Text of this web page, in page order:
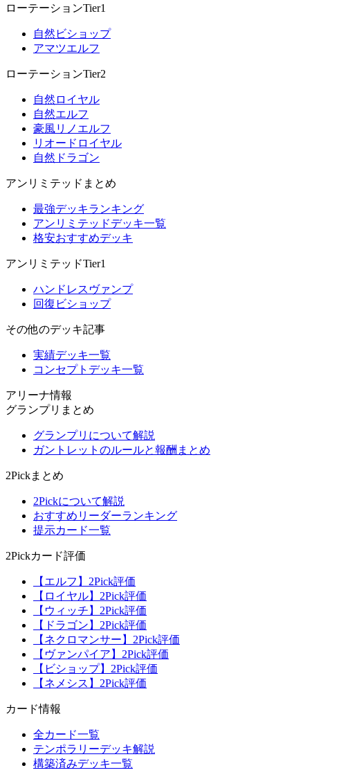
ローテーションTier1
自然ビショップ
アマツエルフ
ローテーションTier2
自然ロイヤル
自然エルフ
豪風リノエルフ
リオードロイヤル
自然ドラゴン
アンリミテッドまとめ
最強デッキランキング
アンリミテッドデッキ一覧
格安おすすめデッキ
アンリミテッドTier1
ハンドレスヴァンプ
回復ビショップ
その他のデッキ記事
実績デッキ一覧
コンセプトデッキ一覧
アリーナ情報
グランプリまとめ
グランプリについて解説
ガントレットのルールと報酬まとめ
2Pickまとめ
2Pickについて解説
おすすめリーダーランキング
提示カード一覧
2Pickカード評価
【エルフ】2Pick評価
【ロイヤル】2Pick評価
【ウィッチ】2Pick評価
【ドラゴン】2Pick評価
【ネクロマンサー】2Pick評価
【ヴァンパイア】2Pick評価
【ビショップ】2Pick評価
【ネメシス】2Pick評価
カード情報
全カード一覧
テンポラリーデッキ解説
構築済みデッキ一覧